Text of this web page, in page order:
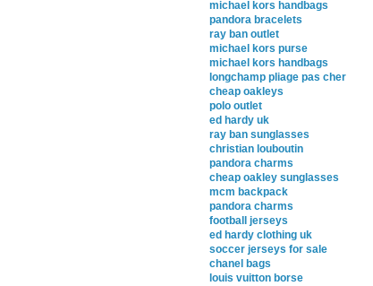
michael kors handbags
pandora bracelets
ray ban outlet
michael kors purse
michael kors handbags
longchamp pliage pas cher
cheap oakleys
polo outlet
ed hardy uk
ray ban sunglasses
christian louboutin
pandora charms
cheap oakley sunglasses
mcm backpack
pandora charms
football jerseys
ed hardy clothing uk
soccer jerseys for sale
chanel bags
louis vuitton borse